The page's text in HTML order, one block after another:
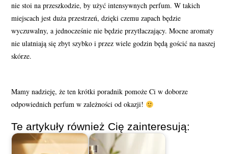
nie stoi na przeszkodzie, by użyć intensywnych perfum. W takich
miejscach jest duża przestrzeń, dzięki czemu zapach będzie
wyczuwalny, a jednocześnie nie będzie przytłaczający. Mocne aromaty
nie ulatniają się zbyt szybko i przez wiele godzin będą gościć na naszej
skórze.
Mamy nadzieję, że ten krótki poradnik pomoże Ci w doborze
odpowiednich perfum w zależności od okazji!
Te artykuły również Cię zainteresują: